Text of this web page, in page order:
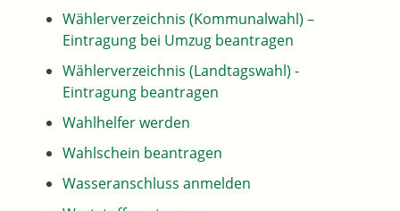
Wählerverzeichnis (Kommunalwahl) –
Eintragung bei Umzug beantragen
Wählerverzeichnis (Landtagswahl) -
Eintragung beantragen
Wahlhelfer werden
Wahlschein beantragen
Wasseranschluss anmelden